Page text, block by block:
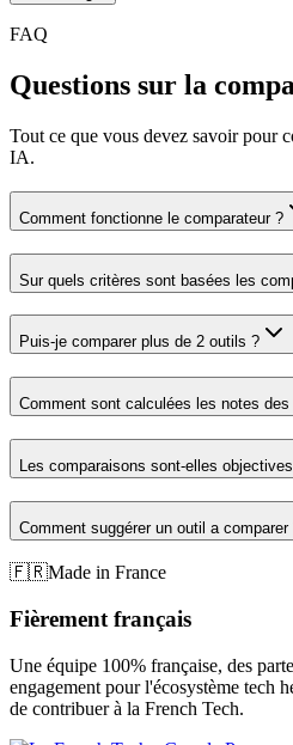
FAQ
Questions sur la
Tout ce que vous devez savoir pour
IA.
Comment fonctionne le comparateur ?
Sur quels critères sont basées les
Puis-je comparer plus de 2 outils ?
Comment sont calculées les notes
Les comparaisons sont-elles
Comment suggérer un outil a comparer
🇫🇷Made in France
Fièrement français
Une équipe 100% française, des
engagement pour l'écosystème tech
de contribuer à la French Tech.